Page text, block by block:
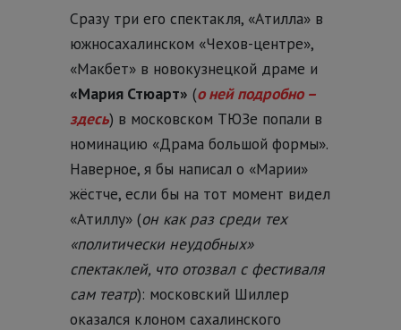
Сразу три его спектакля, «Атилла» в
южносахалинском «Чехов-центре»,
«Макбет» в новокузнецкой драме и
«Мария Стюарт» (о ней подробно –
здесь) в московском ТЮЗе попали в
номинацию «Драма большой формы».
Наверное, я бы написал о «Марии»
жёстче, если бы на тот момент видел
«Атиллу» (он как раз среди тех
«политически неудобных»
спектаклей, что отозвал с фестиваля
сам театр): московский Шиллер
оказался клоном сахалинского